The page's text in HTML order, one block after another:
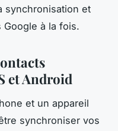
synchronisation et
à la fois.
et Android
et un appareil
synchroniser vos